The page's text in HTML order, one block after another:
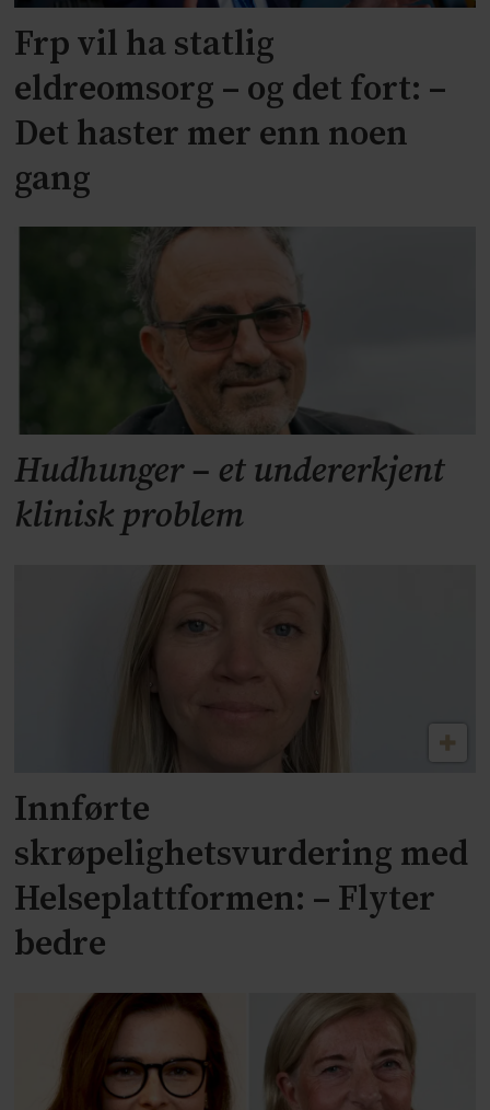
Frp vil ha statlig
eldreomsorg – og det fort: –
Det haster mer enn noen
gang
Hudhunger – et undererkjent
klinisk problem
Innførte
skrøpelighetsvurdering med
Helseplattformen: – Flyter
bedre